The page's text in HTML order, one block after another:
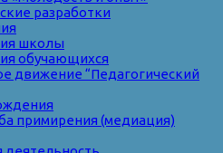
разработки
школы
обучающихся
движение “Педагогический
примирения (медиация)